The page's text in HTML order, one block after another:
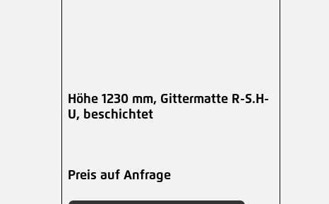
Höhe 1230 mm, Gittermatte R-S.H-
U, beschichtet
Preis auf Anfrage